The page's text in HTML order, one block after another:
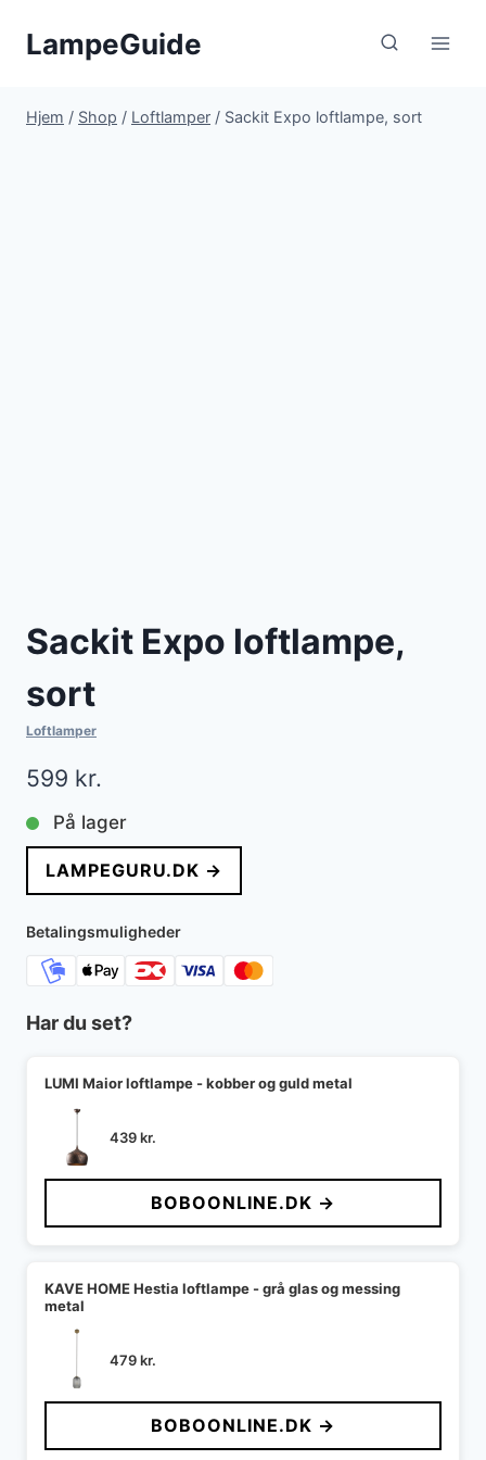
LampeGuide
Hjem / Shop / Loftlamper / Sackit Expo loftlampe, sort
Sackit Expo loftlampe,
sort
Loftlamper
599 kr.
På lager
LAMPEGURU.DK →
Betalingsmuligheder
Har du set?
LUMI Maior loftlampe - kobber og guld metal
439kr.
BOBOONLINE.DK →
KAVE HOME Hestia loftlampe - grå glas og messing
metal
479kr.
BOBOONLINE.DK →